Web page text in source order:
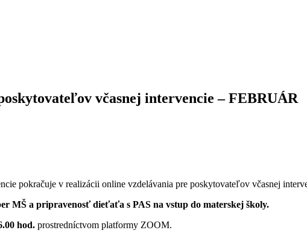
včasnej intervencie – FEBRUÁR
pokračuje v realizácii online vzdelávania pre poskytovateľov včasnej
MŠ a pripravenosť dieťaťa s PAS na vstup do materskej školy.
hod. prostredníctvom platformy ZOOM.